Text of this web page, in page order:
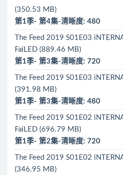
(350.53 MB)
第1季- 第4集-清晰度: 480
The Feed 2019 S01E03
FaiLED (889.46 MB)
第1季- 第3集-清晰度: 720
The Feed 2019 S01E03
(391.98 MB)
第1季- 第3集-清晰度: 480
The Feed 2019 S01E02
FaiLED (696.79 MB)
第1季- 第2集-清晰度: 720
The Feed 2019 S01E02
(346.95 MB)